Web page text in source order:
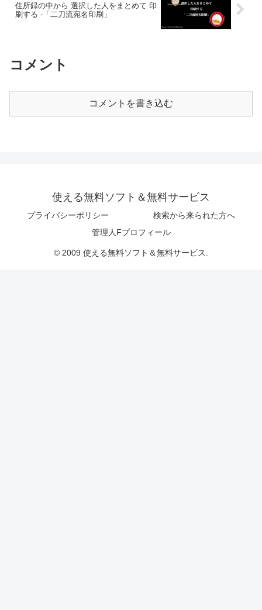
住所録の中から 選択した人をまとめて 印
刷する -「二刀流宛名印刷」
コメント
コメントを書き込む
使える無料ソフト＆無料サービス
プライバシーポリシー
検索から来られた方へ
管理人Fプロフィール
© 2009 使える無料ソフト＆無料サービス.